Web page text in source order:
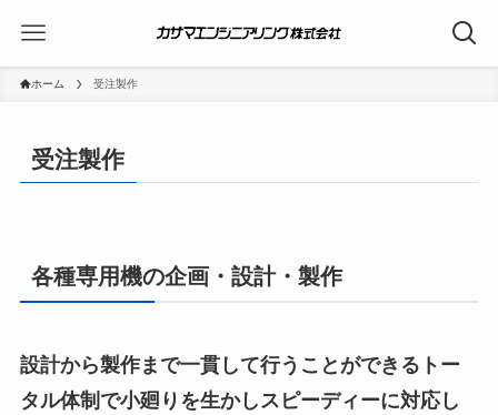
ホーム 受注製作
受注製作
各種専用機の企画・設計・製作
設計から製作まで一貫して行うことができるトー
タル体制で小廻りを生かしスピーディーに対応し